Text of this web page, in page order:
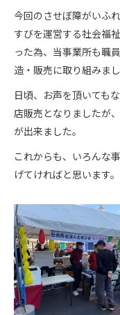
今回のさせぼ障がいふ
すびを運営する社会福
った為、当事業所も職
造・販売に取り組みまし
日頃、お声を頂いても
店販売となりましたが
が出来ました。
これからも、いろんな
げてければと思います。